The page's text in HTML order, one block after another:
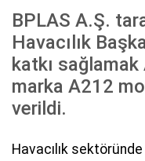
BPLAS A.Ş.
Havacılık
katkı sağlamak
marka A212
verildi.
Havacılık